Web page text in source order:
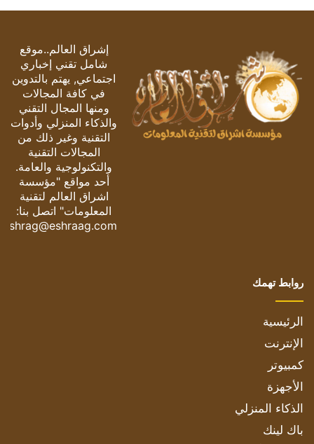
إشراق العالم..موقع
شامل تقني إخباري
اجتماعي, يهتم بالتدوين
في كافة المجالات
ومنها المجال التقني
والذكاء المنزلي وأدوات
التقنية وغير ذلك من
المجالات التقنية
والتكنولوجية والعامة.
أحد مواقع "مؤسسة
اشراق العالم لتقنية
المعلومات" اتصل بنا:
eshrag@eshraag.com
روابط تهمك
الرئيسية
الإنترنت
كمبيوتر
الأجهزة
الذكاء المنزلي
باك لينك